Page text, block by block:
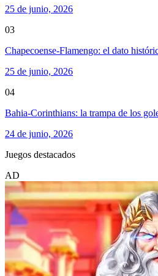
25 de junio, 2026
03
Chapecoense-Flamengo: el dato
25 de junio, 2026
04
Bahia-Corinthians: la trampa de los
24 de junio, 2026
Juegos destacados
AD